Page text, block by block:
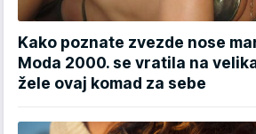
Kako poznate zvezde nose
Moda 2000. se vratila na
žele ovaj komad za sebe